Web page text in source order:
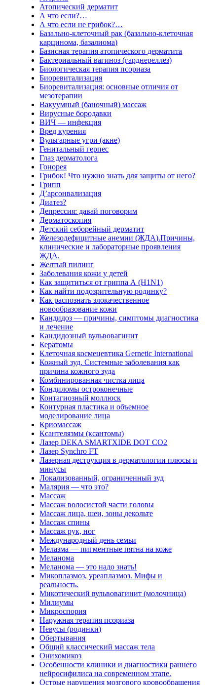
Атопический дерматит
А что если?…
А что если не грибок?…
Базально-клеточный рак (базально-клеточная
карцинома, базалиома)
Базисная терапия атопического дерматита
Бактериальный вагиноз (гарднереллез)
Биологическая терапия псориаза
Биоревитализация
Биоревитализация: основные отличия от
мезотерапии
Вакуумный (баночный) массаж
Вирусные бородавки
ВИЧ — инфекция
Вред курения
Вульгарные угри (акне)
Генитальный герпес
Глаз дерматолога
Гонорея
Грибок! Что нужно знать для защиты от него?
Грипп
Д’арсонвализация
Диатез?
Депрессия: давай поговорим
Дерматоскопия
Детский себорейный дерматит
Железодефицитные анемии (ЖДА).Причины,
клинические и лабораторные проявления
ЖДА.
Желтый пилинг
Заболевания кожи у детей
Как защититься от гриппа А (H1N1)
Как найти подозрительную родинку?
Как распознать злокачественное
новообразование кожи
Кандидоз — причины, симптомы диагностика
и лечение
Кандидозный вульвовагинит
Кератомы
Клеточная космецевтика Gernetic International
Кожный зуд. Системные заболевания как
причина кожного зуда
Комбинированная чистка лица
Кондиломы остроконечные
Контагиозный моллюск
Контурная пластика и объемное
моделирование лица
Криомассаж
Ксантелязмы (ксантомы)
Лазер DEKA SMARTXIDE DOT CO2
Лазер Synchro FT
Лазерная деструкция в дерматологии плюсы и
минусы
Локализованный, ограниченный зуд
Малярия — что это?
Массаж
Массаж волосистой части головы
Массаж лица, шеи, зоны декольте
Массаж спины
Массаж рук, ног
Международный день семьи
Мелазма — пигментные пятна на коже
Меланома
Меланома — это надо знать!
Микоплазмоз, уреаплазмоз. Мифы и
реальность.
Микотический вульвовагинит (молочница)
Милиумы
Микроспория
Наружная терапия псориаза
Невусы (родинки)
Обертывания
Общий классический массаж тела
Онихомикоз
Особенности клиники и диагностики раннего
нейросифилиса на современном этапе.
Острые нарушения мозгового кровообращения